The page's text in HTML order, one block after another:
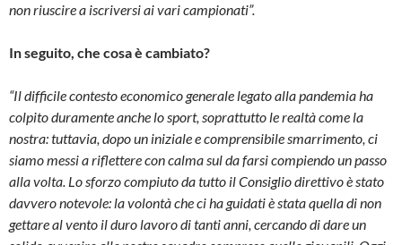
non riuscire a iscriversi ai vari campionati”.
In seguito, che cosa è cambiato?
“Il difficile contesto economico generale legato alla pandemia ha
colpito duramente anche lo sport, soprattutto le realtà come la
nostra: tuttavia, dopo un iniziale e comprensibile smarrimento, ci
siamo messi a riflettere con calma sul da farsi compiendo un passo
alla volta. Lo sforzo compiuto da tutto il Consiglio direttivo è stato
davvero notevole: la volontà che ci ha guidati è stata quella di non
gettare al vento il duro lavoro di tanti anni, cercando di dare un